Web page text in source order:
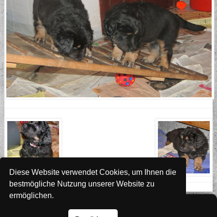
Diese Website verwendet Cookies, um Ihnen die
bestmögliche Nutzung unserer Website zu
ermöglichen.